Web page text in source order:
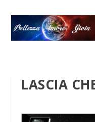
LASCIA